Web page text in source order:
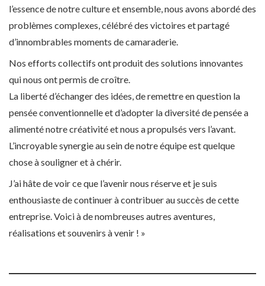
l’essence de notre culture et ensemble, nous avons abordé des
problèmes complexes, célébré des victoires et partagé
d’innombrables moments de camaraderie.
Nos efforts collectifs ont produit des solutions innovantes
qui nous ont permis de croître.
La liberté d’échanger des idées, de remettre en question la
pensée conventionnelle et d’adopter la diversité de pensée a
alimenté notre créativité et nous a propulsés vers l’avant.
L’incroyable synergie au sein de notre équipe est quelque
chose à souligner et à chérir.
J’ai hâte de voir ce que l’avenir nous réserve et je suis
enthousiaste de continuer à contribuer au succès de cette
entreprise. Voici à de nombreuses autres aventures,
réalisations et souvenirs à venir ! »